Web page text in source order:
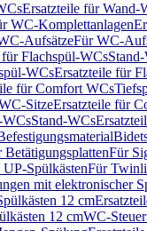
Ersatzteile für Wand-
WC-Komplettanlagen
AufsätzeFür WC-
Flachspül-WCs
WCsErsatzteile für
für Comfort WCs
SitzeErsatzteile für
WCsStand-WCs
BetätigungsplattenFür
SpülkästenFür
mit elektronischer
12 cm
12 cmWC-